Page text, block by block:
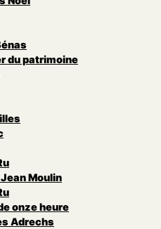
du patrimoine
Moulin
onze heure
Adrechs